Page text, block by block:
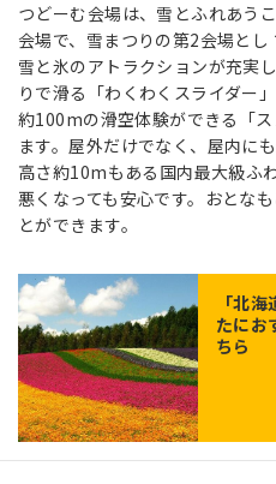
つどーむ会場は、雪とふれあう
会場で、雪まつりの第2会場と
雪と氷のアトラクションが充実
りで滑る「わくわくスライダー
約100mの滑空体験ができる「
ます。屋外だけでなく、屋内に
高さ約10mもある国内最大級ふ
悪くなっても安心です。おとな
とができます。
「北海
たにお
ちら